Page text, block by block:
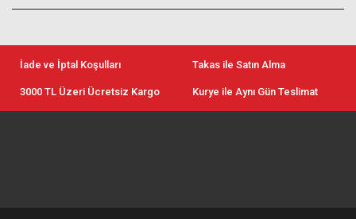
İade ve İptal Koşulları Takas ile Satın Alma
3000 TL Üzeri Ücretsiz Kargo Kurye ile Aynı Gün Teslimat